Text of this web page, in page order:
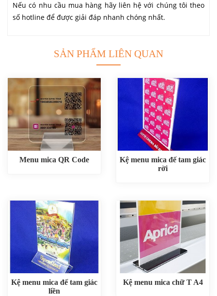
Nếu có nhu cầu mua hàng hãy liên hệ với chúng tôi theo
số hotline để được giải đáp nhanh chóng nhất.
SẢN PHẨM LIÊN QUAN
Menu mica QR Code
Kệ menu mica đế tam giác
rời
Kệ menu mica đế tam giác
liền
Kệ menu mica chữ T A4